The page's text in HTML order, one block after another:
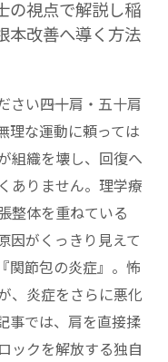
の視点で解説し稲
本改善へ導く方法
い――四十肩・五十肩
理な運動に頼っては
組織を壊し、回復へ
ありません。理学療
整体を重ねている
因がくっきり見えて
関節包の炎症』。怖
、炎症をさらに悪化
事では、肩を直接揉
ックを解放する独自